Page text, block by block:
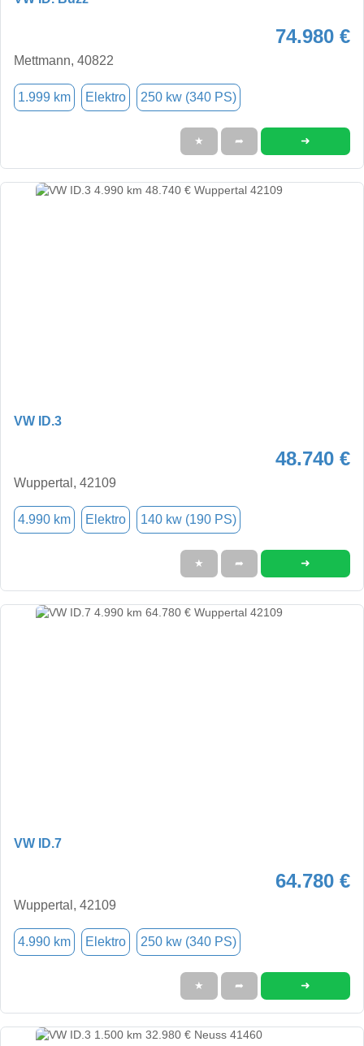
74.980 €
Mettmann, 40822
1.999 km Elektro 250 kw (340 PS)
★ ➦ ➜
VW ID.3
48.740 €
Wuppertal, 42109
4.990 km Elektro 140 kw (190 PS)
★ ➦ ➜
VW ID.7
64.780 €
Wuppertal, 42109
4.990 km Elektro 250 kw (340 PS)
★ ➦ ➜